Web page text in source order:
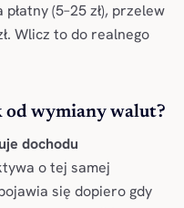
(5–25 zł), przelew
Wlicz to do realnego
od wymiany walut?
dochodu
o tej samej
się dopiero gdy